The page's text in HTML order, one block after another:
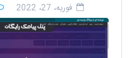
فوریه، 27، 2022